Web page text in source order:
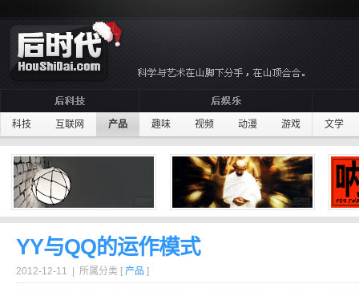
科技 互联网 产品 趣味 视频 动漫 游戏 文学
YY与QQ的运作模式
2012-12-11 | 所属分类 [ 产品 ]